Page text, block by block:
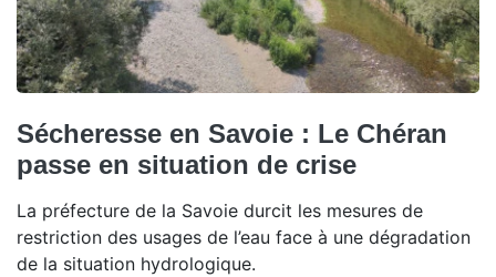
Sécheresse en Savoie : Le Chéran
passe en situation de crise
La préfecture de la Savoie durcit les mesures de
restriction des usages de l’eau face à une dégradation
de la situation hydrologique.